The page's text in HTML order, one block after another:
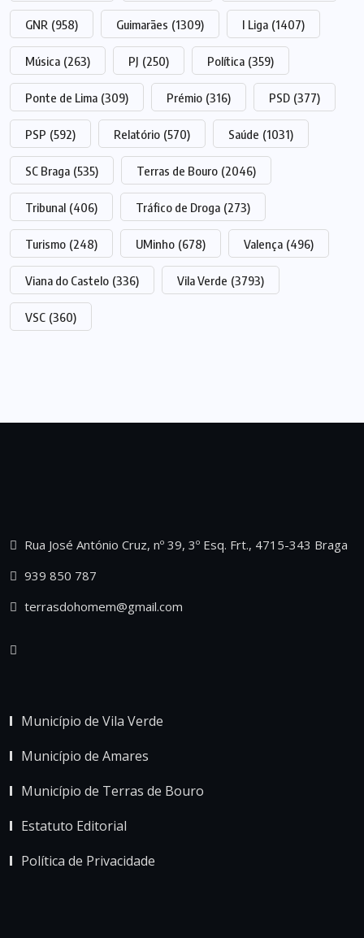
GNR (958) Guimarães (1309) I Liga (1407)
Música (263) PJ (250) Política (359)
Ponte de Lima (309) Prémio (316) PSD (377)
PSP (592) Relatório (570) Saúde (1031)
SC Braga (535) Terras de Bouro (2046)
Tribunal (406) Tráfico de Droga (273)
Turismo (248) UMinho (678) Valença (496)
Viana do Castelo (336) Vila Verde (3793)
VSC (360)
Rua José António Cruz, nº 39, 3º Esq. Frt., 4715-343 Braga
939 850 787
terrasdohomem@gmail.com
Município de Vila Verde
Município de Amares
Município de Terras de Bouro
Estatuto Editorial
Política de Privacidade